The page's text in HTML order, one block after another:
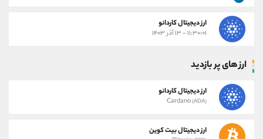
ارز دیجیتال کاردانو
۱۱:۳۰:۰۱ - ۱۳ آذر ۱۴۰۳
ارز های پر بازدید
ارز دیجیتال کاردانو
Cardano(ADA)
ارز دیجیتال بیت کوین